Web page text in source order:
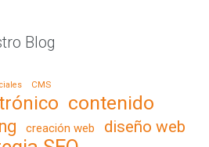
Blog
CMS
contenido
creación web diseño web